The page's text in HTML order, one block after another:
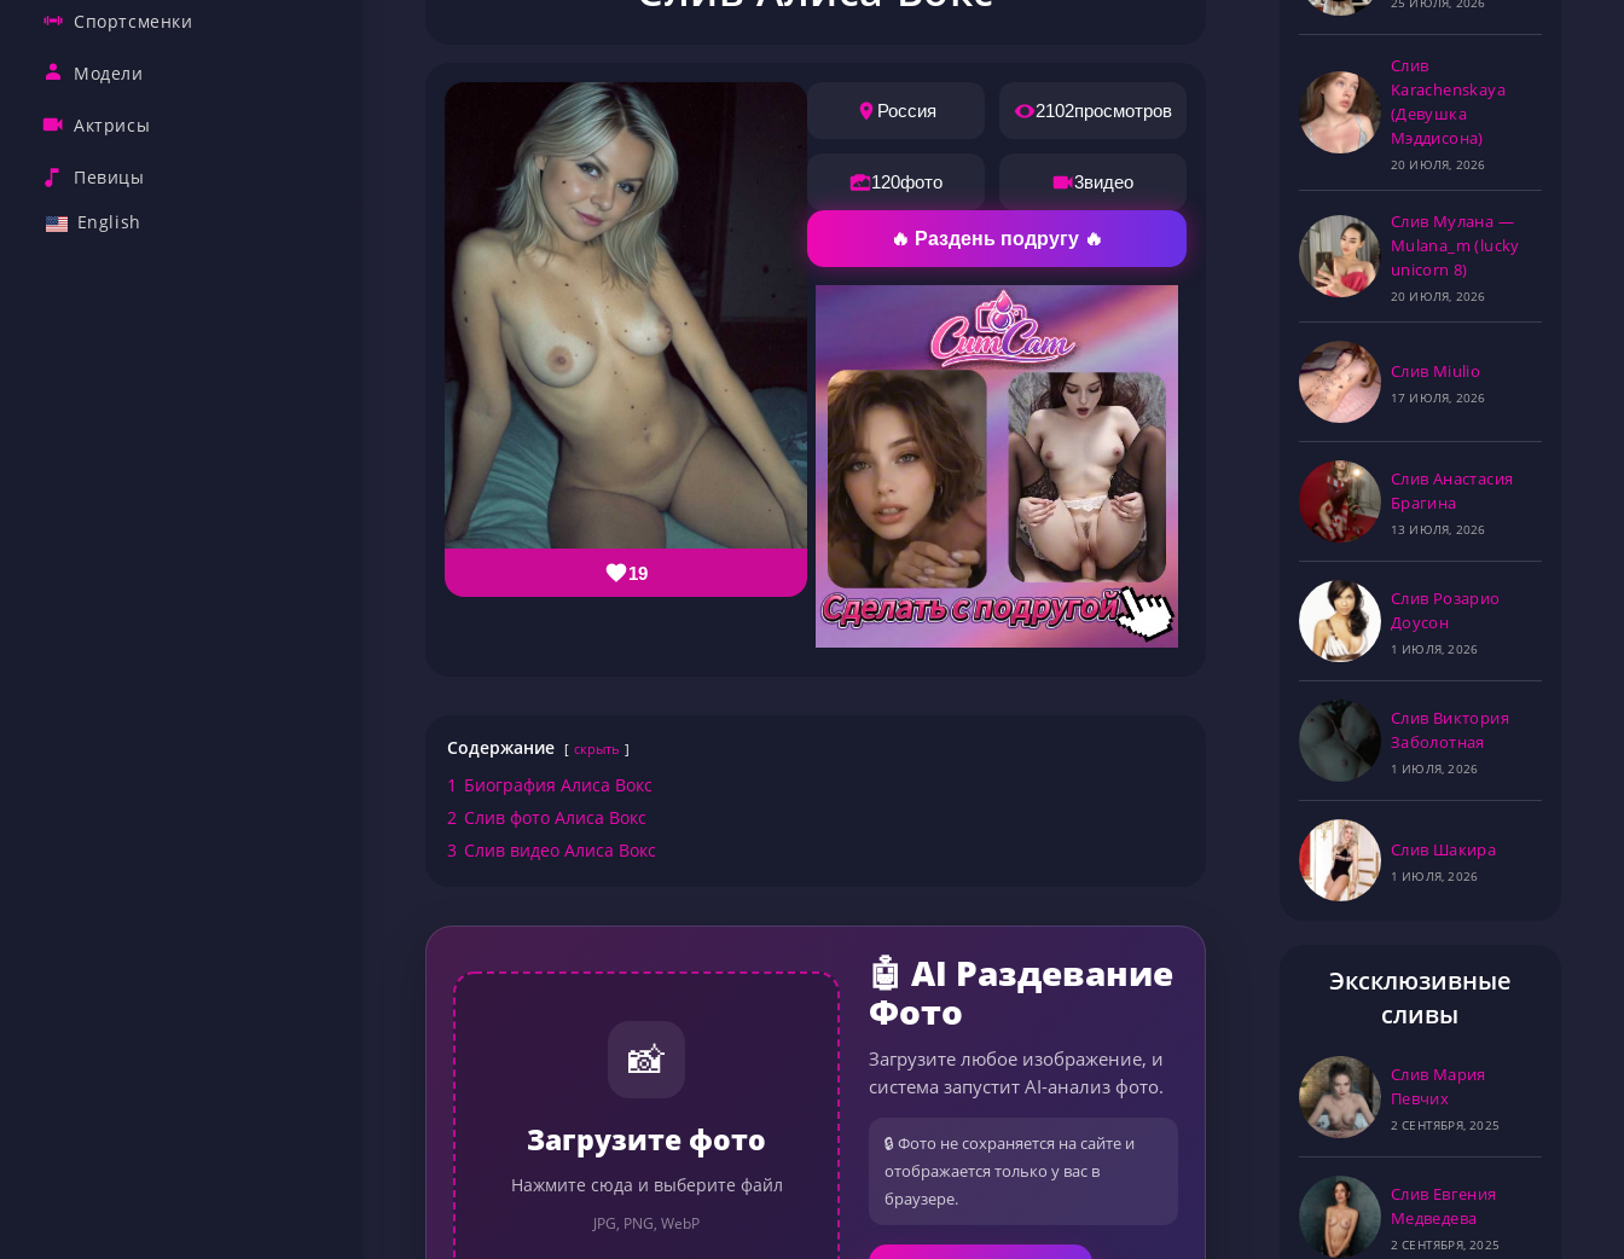
Спортсменки
Модели
Актрисы
Певицы
English
19
Россия 2102просмотров
120фото 3видео
🔥 Раздень подругу 🔥
Содержание скрыть
1 Биография Алиса Вокс
2 Слив фото Алиса Вокс
3 Слив видео Алиса Вокс
📸
Загрузите фото
Нажмите сюда и выберите файл
JPG, PNG, WebP
🤖 AI Раздевание
Фото
Загрузите любое изображение, и
система запустит AI-анализ фото.
🔒 Фото не сохраняется на сайте и
отображается только у вас в
браузере.
Слив
Karachenskaya
(Девушка
Мэддисона)
20 ИЮЛЯ, 2026
Слив Мулана —
Mulana_m (lucky
unicorn 8)
20 ИЮЛЯ, 2026
Слив Miulio
17 ИЮЛЯ, 2026
Слив Анастасия
Брагина
13 ИЮЛЯ, 2026
Слив Розарио
Доусон
1 ИЮЛЯ, 2026
Слив Виктория
Заболотная
1 ИЮЛЯ, 2026
Слив Шакира
1 ИЮЛЯ, 2026
Эксклюзивные
сливы
Слив Мария
Певчих
2 СЕНТЯБРЯ, 2025
Слив Евгения
Медведева
2 СЕНТЯБРЯ, 2025